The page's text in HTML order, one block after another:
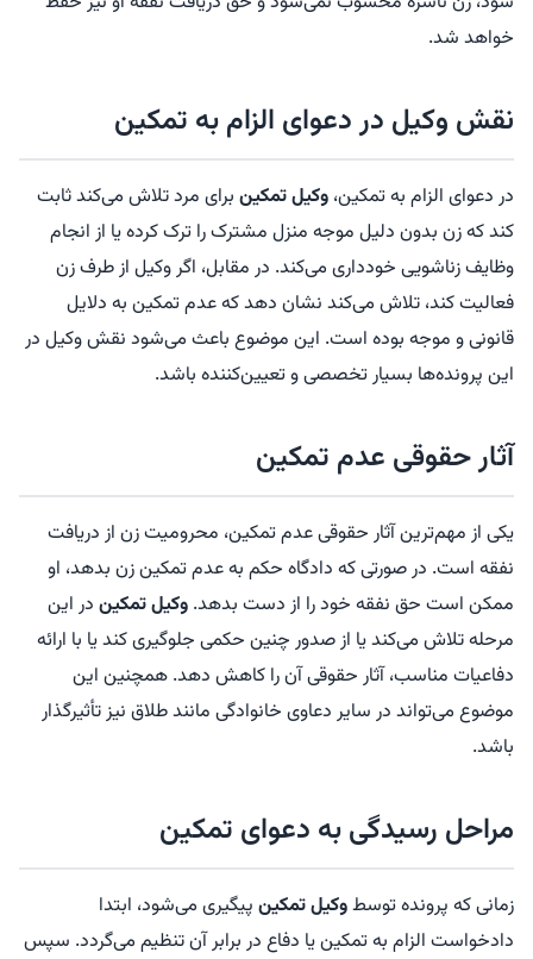
خواهد شد.
نقش وکیل در دعوای الزام به تمکین
در دعوای الزام به تمکین، وکیل تمکین برای مرد تلاش می‌کند ثابت
کند که زن بدون دلیل موجه منزل مشترک را ترک کرده یا از انجام
وظایف زناشویی خودداری می‌کند. در مقابل، اگر وکیل از طرف زن
فعالیت کند، تلاش می‌کند نشان دهد که عدم تمکین به دلایل
قانونی و موجه بوده است. این موضوع باعث می‌شود نقش وکیل در
این پرونده‌ها بسیار تخصصی و تعیین‌کننده باشد.
آثار حقوقی عدم تمکین
یکی از مهم‌ترین آثار حقوقی عدم تمکین، محرومیت زن از دریافت
نفقه است. در صورتی که دادگاه حکم به عدم تمکین زن بدهد، او
ممکن است حق نفقه خود را از دست بدهد. وکیل تمکین در این
مرحله تلاش می‌کند یا از صدور چنین حکمی جلوگیری کند یا با ارائه
دفاعیات مناسب، آثار حقوقی آن را کاهش دهد. همچنین این
موضوع می‌تواند در سایر دعاوی خانوادگی مانند طلاق نیز تأثیرگذار
باشد.
مراحل رسیدگی به دعوای تمکین
زمانی که پرونده توسطوکیل تمکین پیگیری می‌شود، ابتدا
دادخواست الزام به تمکین یا دفاع در برابر آن تنظیم می‌گردد. سپس